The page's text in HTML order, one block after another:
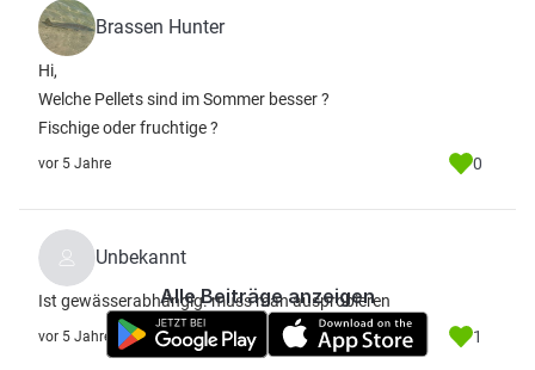
Brassen Hunter
Hi,
Welche Pellets sind im Sommer besser ?
Fischige oder fruchtige ?
vor 5 Jahre 0
Unbekannt
Ist gewässerabhängig. muss man ausprobieren
vor 5 Jahre 1
Alle Beiträge anzeigen